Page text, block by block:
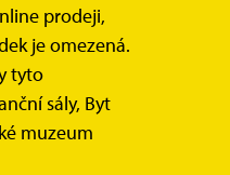
prodeji,
je omezená.
tyto
sály, Byt
muzeum